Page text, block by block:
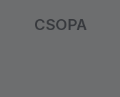
CSOPA